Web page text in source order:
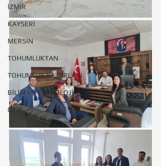
İZMİR
KAYSERİ
MERSİN
TOHUMLUKTAN
TOHUMLUK YAZARLARI
BİLİM VE TEKNOLOJİ
GEZİ